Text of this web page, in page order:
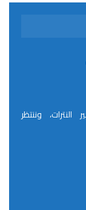
وننتظر